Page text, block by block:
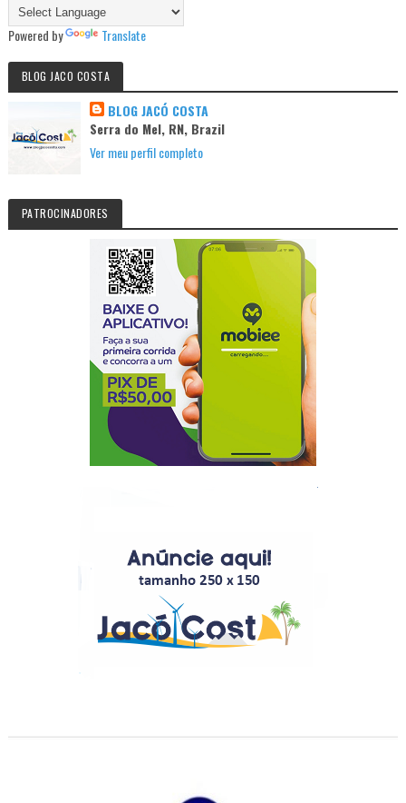
Powered by Translate
BLOG JACO COSTA
BLOG JACÓ COSTA
Serra do Mel, RN, Brazil
Ver meu perfil completo
PATROCINADORES